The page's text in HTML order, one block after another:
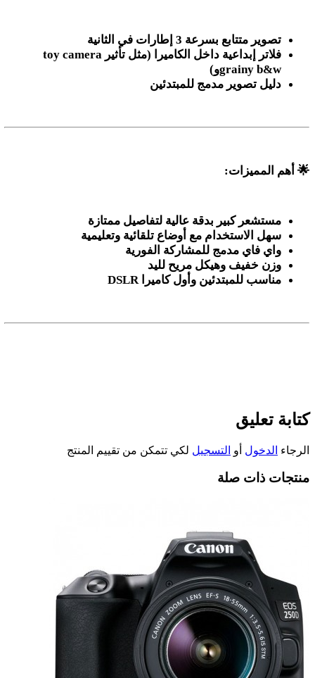
تصوير متتابع بسرعة 3 إطارات في الثانية
فلاتر إبداعية داخل الكاميرا (مثل تأثير
وgrainy b&w)
دليل تصوير مدمج للمبتدئين
🌟 أهم المميزات:
مستشعر كبير بدقة عالية لتفاصيل ممتازة
سهل الاستخدام مع أوضاع تلقائية وتعليمية
واي فاي مدمج للمشاركة الفورية
وزن خفيف وهيكل مريح لليد
مناسب للمبتدئين وأول كاميرا
DSLR
كتابة تعليق
الرجاء الدخول أو التسجيل لكي تتمكن من تقييم المنتج
منتجات ذات صلة